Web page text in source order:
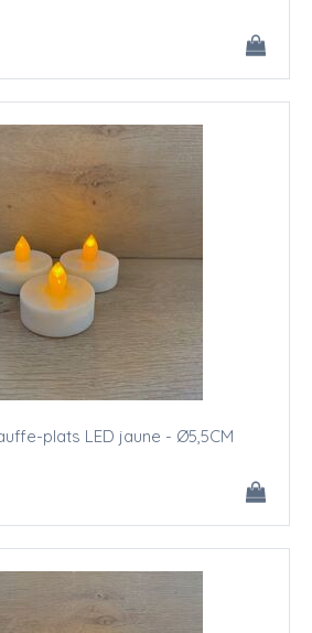
plats LED jaune - Ø5,5CM